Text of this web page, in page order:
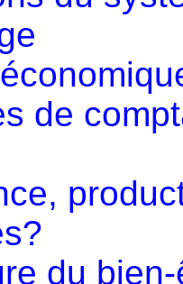
de
du